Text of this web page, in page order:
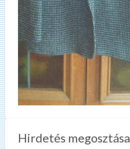
Hirdetés megosztása